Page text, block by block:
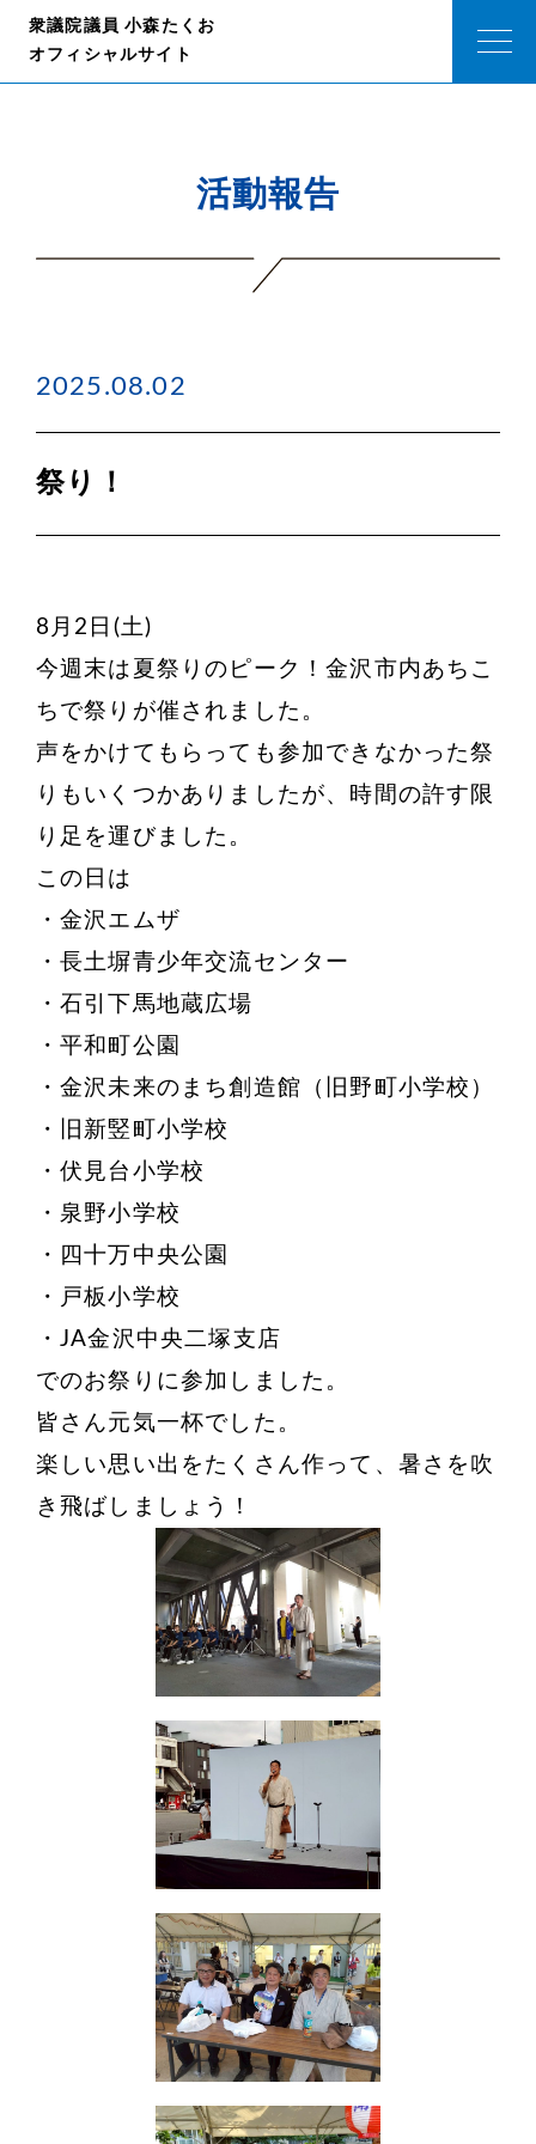
衆議院議員 小森たくお
オフィシャルサイト
活動報告
2025.08.02
祭り！
8月2日(土)
今週末は夏祭りのピーク！金沢市内あちこ
ちで祭りが催されました。
声をかけてもらっても参加できなかった祭
りもいくつかありましたが、時間の許す限
り足を運びました。
この日は
・金沢エムザ
・長土塀青少年交流センター
・石引下馬地蔵広場
・平和町公園
・金沢未来のまち創造館（旧野町小学校）
・旧新竪町小学校
・伏見台小学校
・泉野小学校
・四十万中央公園
・戸板小学校
・JA金沢中央二塚支店
でのお祭りに参加しました。
皆さん元気一杯でした。
楽しい思い出をたくさん作って、暑さを吹
き飛ばしましょう！